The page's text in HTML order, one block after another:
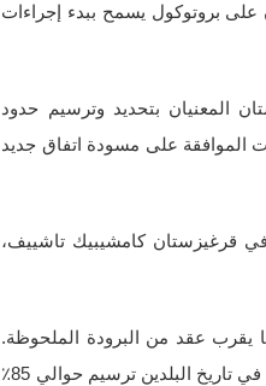
بروتوكول يسمح ببدء إجراءات
المعنيان بتحديد وترسيم حدود
الموافقة على مسودة اتفاق جديد
قرغيزستان كامشيبيك تاشييف،
عاد إلى العلاقات بين قرغيزستان وأوزبكستان عام 2017 بعد ما يقرب عقد من البرودة الملحوظة.
وفي العام نفسه، وقع الطرفان اتفاقية مؤقتة حول حدود الدولة، تم بموجبه، لأول مرة في تاريخ البلدين ترسيم حوالي 85٪